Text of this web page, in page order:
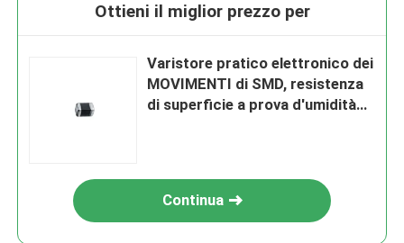
Ottieni il miglior prezzo per
Varistore pratico elettronico dei
MOVIMENTI di SMD, resistenza
di superficie a prova d'umidità
Continua